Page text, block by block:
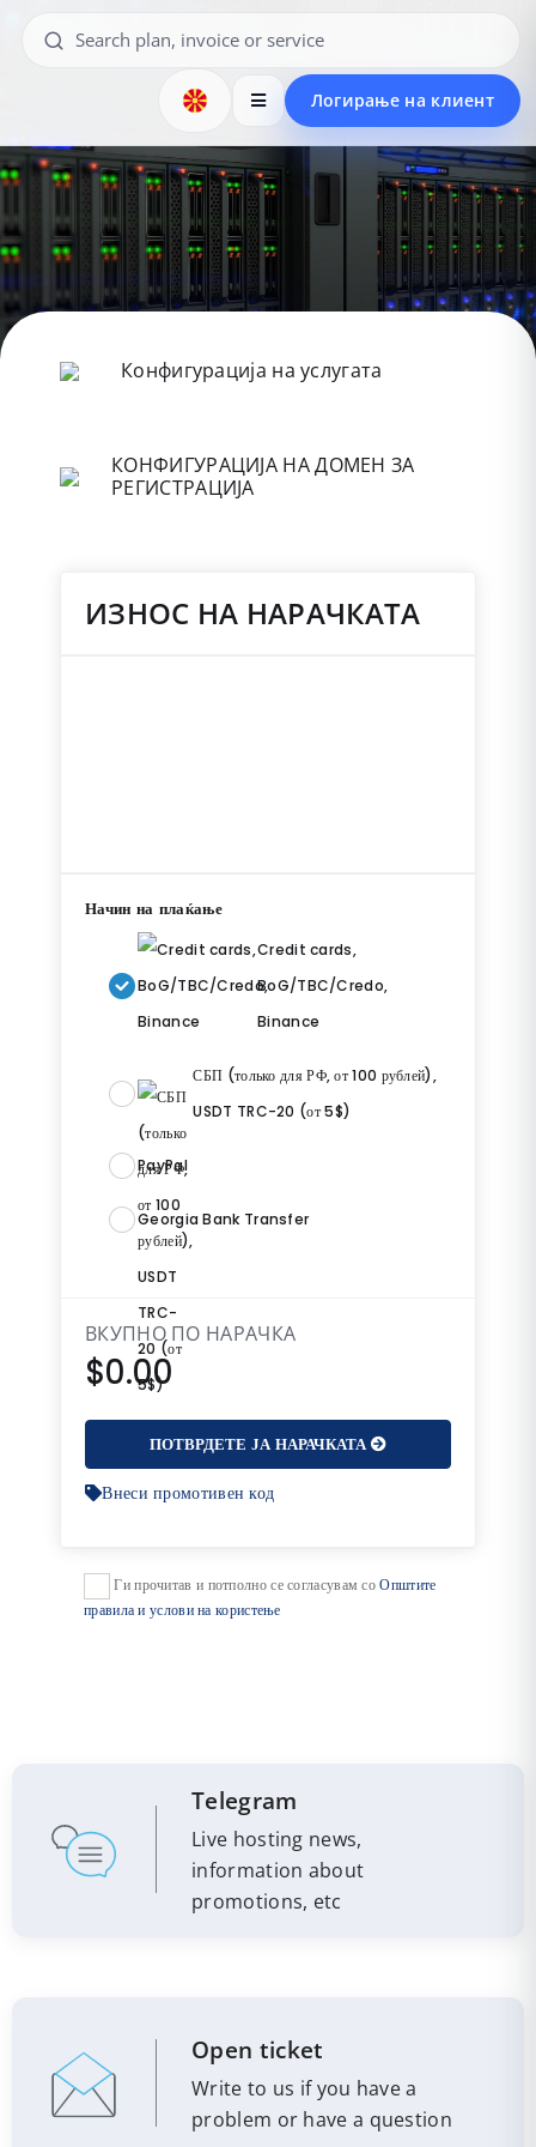
Логирање на клиент
Конфигурација на услугата
КОНФИГУРАЦИЈА НА ДОМЕН ЗА
РЕГИСТРАЦИЈА
ИЗНОС НА НАРАЧКАТА
Начин на плаќање
Credit cards,
BoG/TBC/Credo,
Binance
СБП (только для РФ, от 100 рублей),
USDT TRC-20 (от 5$)
PayPal
Georgia Bank Transfer
ВКУПНО ПО НАРАЧКА
$0.00
ПОТВРДЕТЕ ЈА НАРАЧКАТА
Внеси промотивен код
Ги прочитав и потполно се согласувам соОпштите
правила и услови на користење
Telegram
Live hosting news,
information about
promotions, etc
Open ticket
Write to us if you have a
problem or have a question